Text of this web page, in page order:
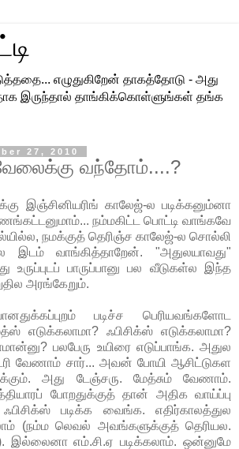
எழுதுகிறேன் தாகத்தோடு - அது
இருந்தால் தாங்கிக்கொள்ளுங்கள் தங்க
27, 2010
வந்தோம்....?
இஞ்சினியரிங் காலேஜ்-ல படிக்கனும்னா
நம்மகிட்ட பொட்டி வாங்கவே
நமக்குத் தெரிஞ்ச காலேஜ்-ல சொல்லி
ல இடம் வாங்கித்தாறேன். "அதுலயாவது"
உருப்புடப் பாருப்பானு பல வீடுகள்ல இந்த
அரங்கேறும்.
படிச்ச பெரியவங்களோட
எடுக்கலாமா? ஃபிசிக்ஸ் எடுக்கலாமா?
பலபேரு உயிரை எடுப்பாங்க. அதுல
வேணாம் சார்... அவன் போயி ஆசிட்டுகள
அது டேஞ்சரு. மேத்சும் வேணாம்.
போறதுக்குத் தான் அதிக வாய்ப்பு
படிக்க வைங்க. எதிர்காலத்துல
(நம்ம லெவல் அவங்களுக்குத் தெரியல.
இல்லைனா எம்.சி.ஏ படிக்கலாம். ஒன்னுமே